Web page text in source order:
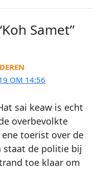
Samet”
OM 14:56
sai keaw is echt
overbevolkte
toerist over de
staat de politie bij
toe klaar om